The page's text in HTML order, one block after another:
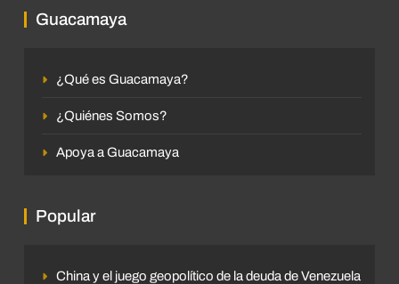
Guacamaya
¿Qué es Guacamaya?
¿Quiénes Somos?
Apoya a Guacamaya
Popular
China y el juego geopolítico de la deuda de Venezuela